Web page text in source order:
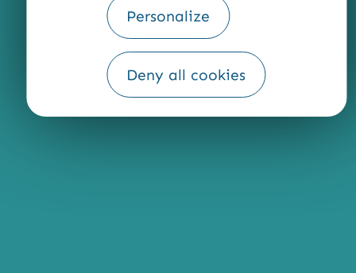
Personalize
Deny all cookies
Fourni par